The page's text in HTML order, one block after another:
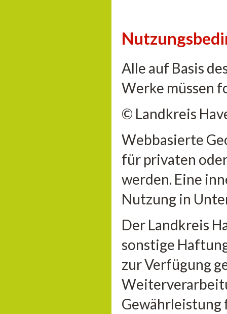
Alle auf Basis
Werke müssen
© Landkreis
Webbasierte
für privaten
werden. Eine
Nutzung in
Der Landkreis
sonstige
zur Verfügung
Gewährleistung